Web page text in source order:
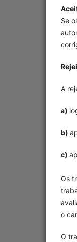
Se
A
a)
b)
c)
Os
o
O